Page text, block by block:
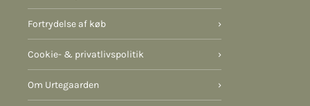
Fortrydelse af køb ›
Cookie- & privatlivspolitik ›
Om Urtegaarden ›